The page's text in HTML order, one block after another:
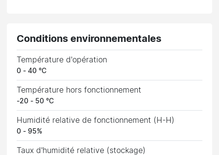
Conditions environnementales
Température d'opération
0 - 40 °C
Température hors fonctionnement
-20 - 50 °C
Humidité relative de fonctionnement (H-H)
0 - 95%
Taux d'humidité relative (stockage)